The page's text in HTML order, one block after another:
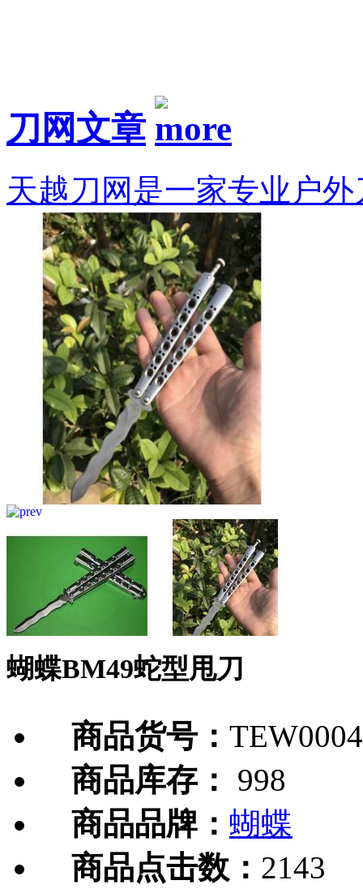
刀网文章
天越刀网是一家专业户
蝴蝶BM49蛇型甩刀
商品货号：
商品库存：
998
商品品牌： 蝴蝶
商品点击数： 2143